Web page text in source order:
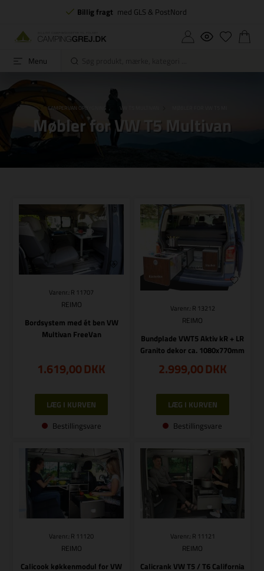
Billig fragt med GLS & PostNord
Menu
FORSIDE CAMPERVAN OPBYGNING VW T5 MULTIVAN
Møbler for VW T5 Multivan
Varenr.: R 11707
REIMO
Bordsystem med ét ben VW
Multivan FreeVan
1.619,00DKK
Bestillingsvare
Varenr.: R 13212
REIMO
Bundplade VWT5 Aktiv kR + LR
Granito dekor ca. 1080x770mm
2.999,00DKK
Bestillingsvare
Varenr.: R 11120
REIMO
Calicook køkkenmodul for VW
Varenr.: R 11121
REIMO
Calicrank VW T5 / T6 California